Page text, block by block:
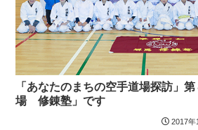
「あなたのまちの空手道場探訪」
場 修錬塾」です
2017年